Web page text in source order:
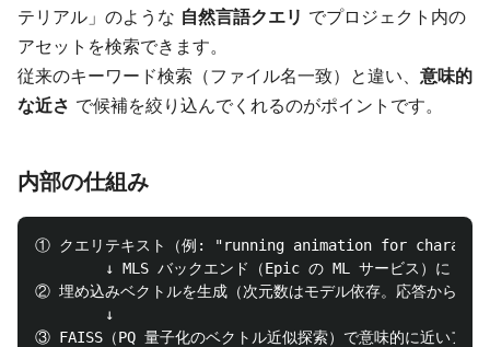
テリアル」のような 自然言語クエリ でプロジェクト内の
アセットを検索できます。
従来のキーワード検索（ファイル名一致）と違い、 意味的
な近さ で候補を絞り込んでくれるのがポイントです。
内部の仕組み
① クエリテキスト（例: "running animation for
↓ MLS バックエンド（Epic の ML サービス）に
② 埋め込みベクトルを生成（次元数はモデル依存。応答から動
        ↓
③ FAISS（PQ 量子化のベクトル近似探索）で意味的に近いアセ